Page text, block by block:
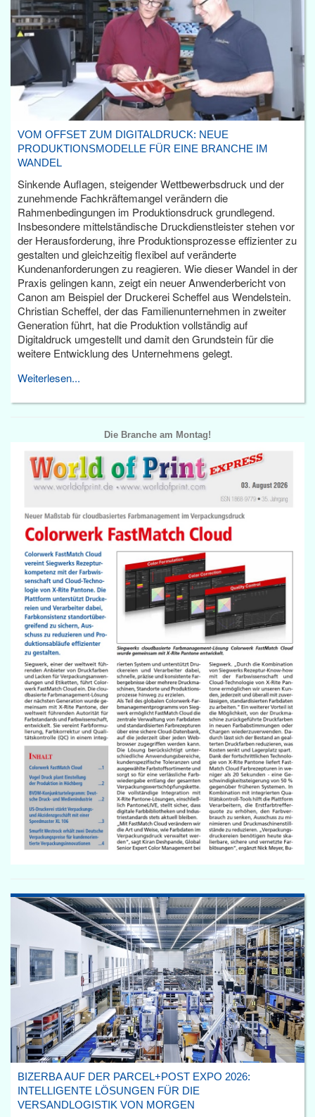
VOM OFFSET ZUM DIGITALDRUCK: NEUE
PRODUKTIONSMODELLE FÜR EINE BRANCHE IM
WANDEL
Sinkende Auflagen, steigender Wettbewerbsdruck und der
zunehmende Fachkräftemangel verändern die
Rahmenbedingungen im Produktionsdruck grundlegend.
Insbesondere mittelständische Druckdienstleister stehen vor
der Herausforderung, ihre Produktionsprozesse effizienter zu
gestalten und gleichzeitig flexibel auf veränderte
Kundenanforderungen zu reagieren. Wie dieser Wandel in der
Praxis gelingen kann, zeigt ein neuer Anwenderbericht von
Canon am Beispiel der Druckerei Scheffel aus Wendelstein.
Christian Scheffel, der das Familienunternehmen in zweiter
Generation führt, hat die Produktion vollständig auf
Digitaldruck umgestellt und damit den Grundstein für die
weitere Entwicklung des Unternehmens gelegt.
Weiterlesen...
Die Branche am Montag!
BIZERBA AUF DER PARCEL+POST EXPO 2026:
INTELLIGENTE LÖSUNGEN FÜR DIE
VERSANDLOGISTIK VON MORGEN